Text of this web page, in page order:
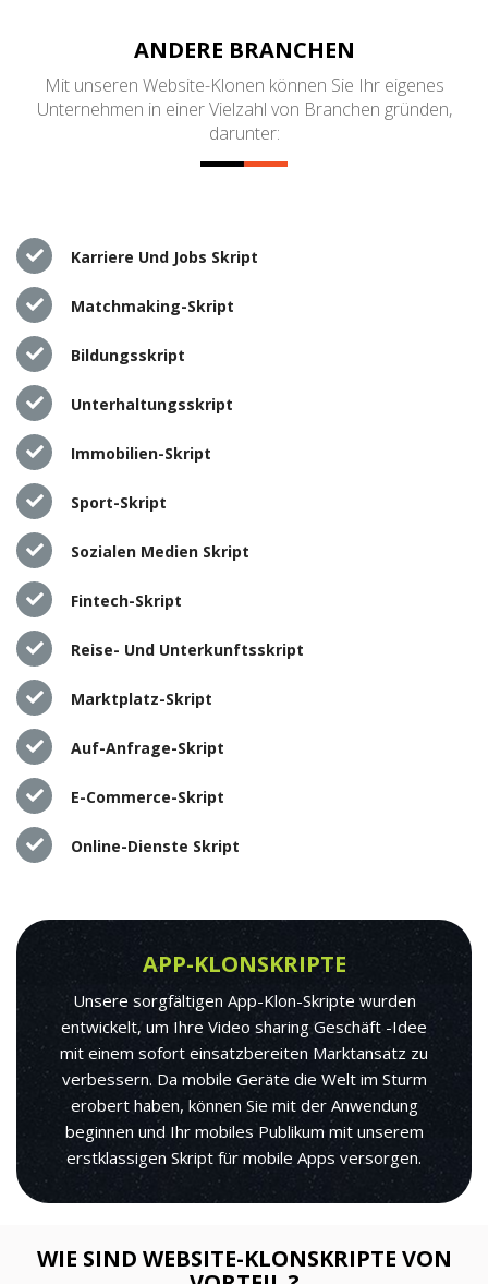
ANDERE BRANCHEN
Mit unseren Website-Klonen können Sie Ihr eigenes
Unternehmen in einer Vielzahl von Branchen gründen,
darunter:
Karriere Und Jobs Skript
Matchmaking-Skript
Bildungsskript
Unterhaltungsskript
Immobilien-Skript
Sport-Skript
Sozialen Medien Skript
Fintech-Skript
Reise- Und Unterkunftsskript
Marktplatz-Skript
Auf-Anfrage-Skript
E-Commerce-Skript
Online-Dienste Skript
APP-KLONSKRIPTE
Unsere sorgfältigen App-Klon-Skripte wurden
entwickelt, um Ihre Video sharing Geschäft -Idee
mit einem sofort einsatzbereiten Marktansatz zu
verbessern. Da mobile Geräte die Welt im Sturm
erobert haben, können Sie mit der Anwendung
beginnen und Ihr mobiles Publikum mit unserem
erstklassigen Skript für mobile Apps versorgen.
WIE SIND WEBSITE-KLONSKRIPTE VON